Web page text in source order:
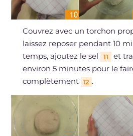
Couvrez avec un torchon
laissez reposer pendant 10
temps, ajoutez le sel
11
et
environ 5 minutes pour le
complètement 12 .